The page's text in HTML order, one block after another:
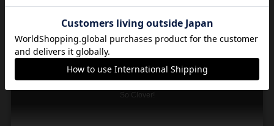
16
ことばのクローバー！
So Clover!